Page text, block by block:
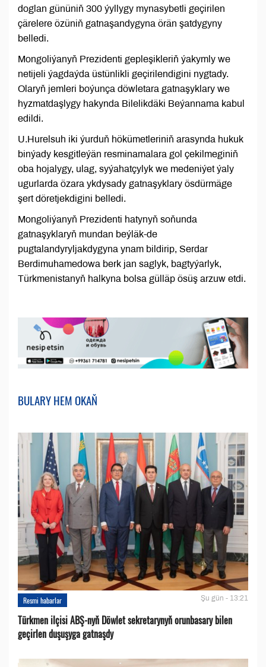
doglan gününiň 300 ýyllygy mynasybetli geçirilen
çärelere özüniň gatnaşandygyna örän şatdygyny
belledi.
Mongoliýanyň Prezidenti gepleşikleriň ýakymly we
netijeli ýagdaýda üstünlikli geçirilendigini nygtady.
Olaryň jemleri boýunça döwletara gatnaşyklary we
hyzmatdaşlygy hakynda Bilelikdäki Beýannama kabul
edildi.
U.Hurelsuh iki ýurduň hökümetleriniň arasynda hukuk
binýady kesgitleýän resminamalara gol çekilmeginiň
oba hojalygy, ulag, syýahatçylyk we medeniýet ýaly
ugurlarda özara ykdysady gatnaşyklary ösdürmäge
şert döretjekdigini belledi.
Mongoliýanyň Prezidenti hatynyň soňunda
gatnaşyklaryň mundan beýläk-de
pugtalandyryljakdygyna ynam bildirip, Serdar
Berdimuhamedowa berk jan saglyk, bagtyýarlyk,
Türkmenistanyň halkyna bolsa gülläp ösüş arzuw etdi.
BULARY HEM OKAŇ
Resmi habarlar Şu gün - 13:21
Türkmen ilçisi ABŞ-nyň Döwlet sekretarynyň orunbasary bilen
geçirlen duşuşyga gatnaşdy